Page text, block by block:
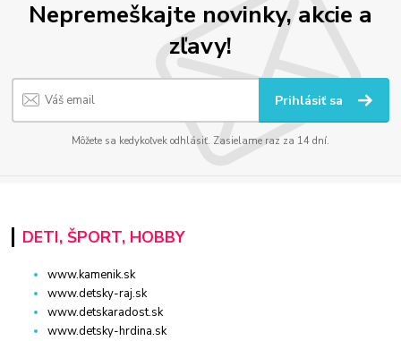
Nepremeškajte novinky, akcie a
zľavy!
Prihlásiť sa
Môžete sa kedykoľvek odhlásiť. Zasielame raz za 14 dní.
DETI, ŠPORT, HOBBY
www.kamenik.sk
www.detsky-raj.sk
www.detskaradost.sk
www.detsky-hrdina.sk